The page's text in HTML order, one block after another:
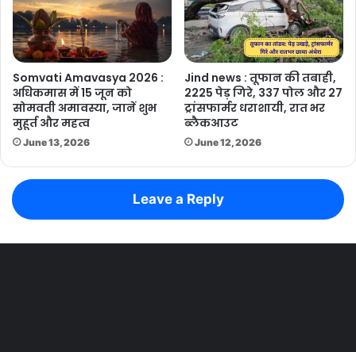
Somvati Amavasya 2026 :
अधिकमास में 15 जून को
सोमवती अमावस्या, जानें शुभ
मुहूर्त और महत्व
June 13, 2026
Jind news : तूफान की तबाही,
2225 पेड़ गिरे, 337 पोल और 27
ट्रांसफार्मर धराशायी, रात भर
ब्लैकआउट
June 12, 2026
Leave a Reply